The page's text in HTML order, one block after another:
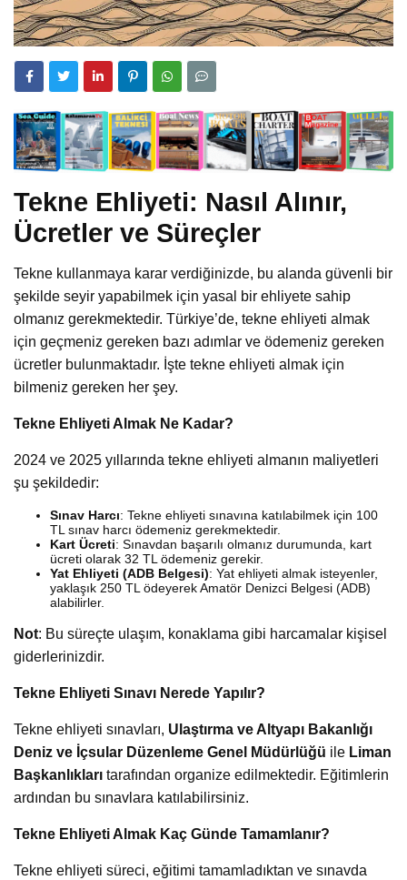
Tekne Ehliyeti: Nasıl Alınır,
Ücretler ve Süreçler
Tekne kullanmaya karar verdiğinizde, bu alanda güvenli bir
şekilde seyir yapabilmek için yasal bir ehliyete sahip
olmanız gerekmektedir. Türkiye’de, tekne ehliyeti almak
için geçmeniz gereken bazı adımlar ve ödemeniz gereken
ücretler bulunmaktadır. İşte tekne ehliyeti almak için
bilmeniz gereken her şey.
Tekne Ehliyeti Almak Ne Kadar?
2024 ve 2025 yıllarında tekne ehliyeti almanın maliyetleri
şu şekildedir:
Sınav Harcı: Tekne ehliyeti sınavına katılabilmek için 100
TL sınav harcı ödemeniz gerekmektedir.
Kart Ücreti: Sınavdan başarılı olmanız durumunda, kart
ücreti olarak 32 TL ödemeniz gerekir.
Yat Ehliyeti (ADB Belgesi): Yat ehliyeti almak isteyenler,
yaklaşık 250 TL ödeyerek Amatör Denizci Belgesi (ADB)
alabilirler.
Not: Bu süreçte ulaşım, konaklama gibi harcamalar kişisel
giderlerinizdir.
Tekne Ehliyeti Sınavı Nerede Yapılır?
Tekne ehliyeti sınavları, Ulaştırma ve Altyapı Bakanlığı
Deniz ve İçsular Düzenleme Genel Müdürlüğü ile Liman
Başkanlıkları tarafından organize edilmektedir. Eğitimlerin
ardından bu sınavlara katılabilirsiniz.
Tekne Ehliyeti Almak Kaç Günde Tamamlanır?
Tekne ehliyeti süreci, eğitimi tamamladıktan ve sınavda